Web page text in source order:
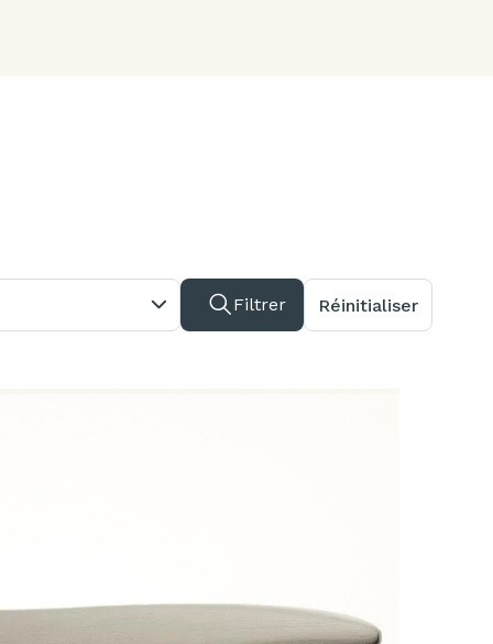
Filtrer Réinitialiser